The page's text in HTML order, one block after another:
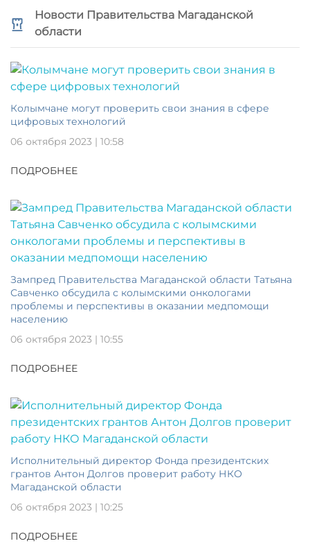
Новости Правительства Магаданской
области
Колымчане могут проверить свои знания в сфере
цифровых технологий
06 октября 2023 | 10:58
ПОДРОБНЕЕ
Зампред Правительства Магаданской области Татьяна
Савченко обсудила с колымскими онкологами
проблемы и перспективы в оказании медпомощи
населению
06 октября 2023 | 10:55
ПОДРОБНЕЕ
Исполнительный директор Фонда президентских
грантов Антон Долгов проверит работу НКО
Магаданской области
06 октября 2023 | 10:25
ПОДРОБНЕЕ